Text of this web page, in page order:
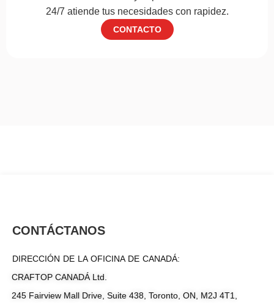
24/7 atiende tus necesidades con rapidez.
CONTACTO
CONTÁCTANOS
DIRECCIÓN DE LA OFICINA DE CANADÁ:
CRAFTOP CANADÁ Ltd.
245 Fairview Mall Drive, Suite 438, Toronto, ON, M2J 4T1,